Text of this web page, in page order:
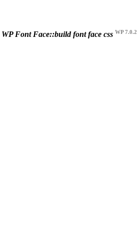
WP Font Face::build font face css WP 7.0.2